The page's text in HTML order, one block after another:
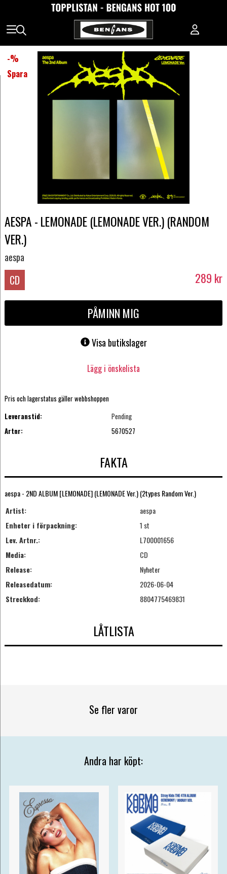
-%
Spara
AESPA - LEMONADE (LEMONADE VER.) (RANDOM
VER.)
aespa
CD 289 kr
PÅMINN MIG
Visa butikslager
Lägg i önskelista
Pris och lagerstatus gäller webbshoppen
Leveranstid:
Pending
Artnr:
5670527
FAKTA
aespa - 2ND ALBUM [LEMONADE] (LEMONADE Ver.) (2types Random Ver.)
Artist:
aespa
Enheter i förpackning:
1 st
Lev. Artnr.:
L700001656
Media:
CD
Release:
Nyheter
Releasedatum:
2026-06-04
Streckkod:
8804775469831
LÅTLISTA
Se fler varor
Andra har köpt: